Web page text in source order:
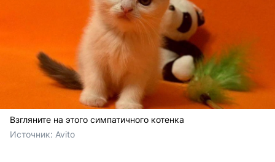
Взгляните на этого симпатичного котенка
Источник: Avito